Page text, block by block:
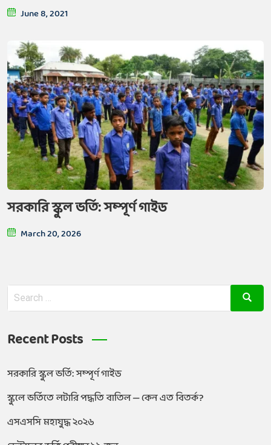
June 8, 2021
সরকারি স্কুল ভর্তি: সম্পূর্ণ গাইড
March 20, 2026
Recent Posts
সরকারি স্কুল ভর্তি: সম্পূর্ণ গাইড
স্কুলে ভর্তিতে লটারি পদ্ধতি বাতিল — কেন এত বিতর্ক?
এসএসসি মহাযুদ্ধ ২০২৬